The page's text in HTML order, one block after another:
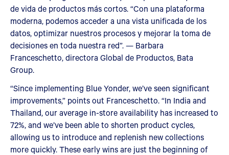
de vida de productos más cortos. “Con una plataforma
moderna, podemos acceder a una vista unificada de los
datos, optimizar nuestros procesos y mejorar la toma de
decisiones en toda nuestra red”. — Barbara
Franceschetto, directora Global de Productos, Bata
Group.
“Since implementing Blue Yonder, we’ve seen significant
improvements,” points out Franceschetto. “In India and
Thailand, our average in-store availability has increased to
72%, and we’ve been able to shorten product cycles,
allowing us to introduce and replenish new collections
more quickly. These early wins are just the beginning of